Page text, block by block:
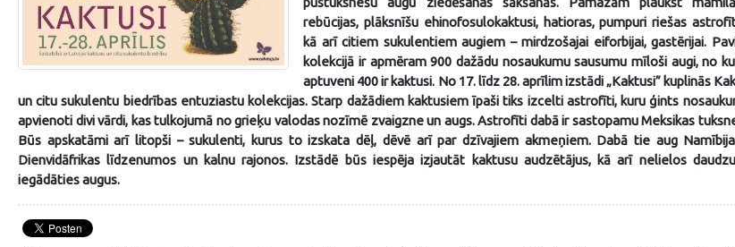
rebūcijas, plāksnīšu ehinofosulokaktusi, hatioras, pumpuri riešas
kā arī citiem sukulentiem augiem – mirdzošajai eiforbijai, gastērijai.
kolekcijā ir apmēram 900 dažādu nosaukumu sausumu mīloši augi, no
aptuveni 400 ir kaktusi. No 17. līdz 28. aprīlim izstādi „Kaktusi” kuplinās
un citu sukulentu biedrības entuziastu kolekcijas. Starp dažādiem kaktusiem īpaši tiks izcelti astrofīti, kuru ģints
apvienoti divi vārdi, kas tulkojumā no grieķu valodas nozīmē zvaigzne un augs. Astrofīti dabā ir sastopamu Meksikas
Būs apskatāmi arī litopši – sukulenti, kurus to izskata dēļ, dēvē arī par dzīvajiem akmeņiem. Dabā tie aug
Dienvidāfrikas līdzenumos un kalnu rajonos. Izstādē būs iespēja izjautāt kaktusu audzētājus, kā arī nelielos
iegādāties augus.